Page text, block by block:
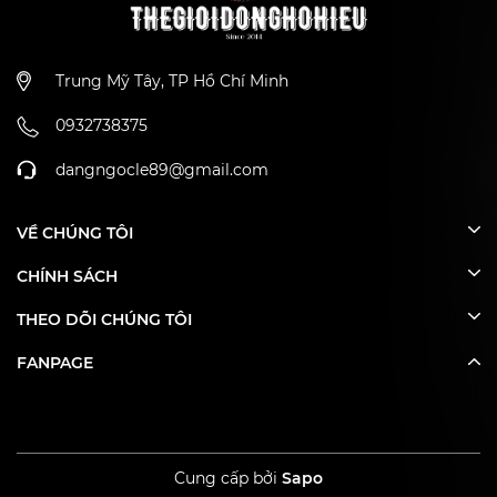
Trung Mỹ Tây, TP Hồ Chí Minh
0932738375
dangngocle89@gmail.com
VỀ CHÚNG TÔI
CHÍNH SÁCH
THEO DÕI CHÚNG TÔI
FANPAGE
Cung cấp bởi Sapo